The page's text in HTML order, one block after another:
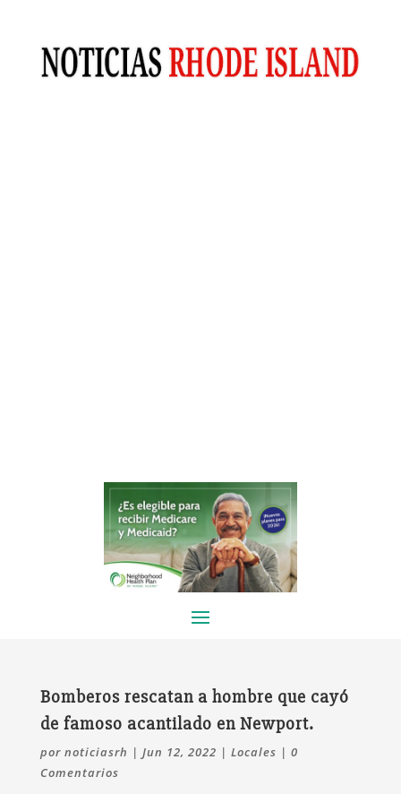
Bomberos rescatan a hombre que cayó
de famoso acantilado en Newport.
por noticiasrh | Jun 12, 2022 | Locales | 0
Comentarios